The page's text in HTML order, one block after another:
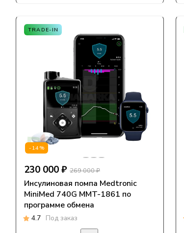
TRADE-IN
-14%
230 000 ₽ 269 000 ₽
Инсулиновая помпа Medtronic
MiniMed 740G MMT-1861 по
программе обмена
4.7 Под заказ